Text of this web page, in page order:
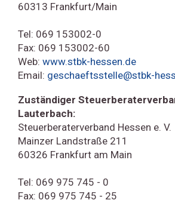
60313 Frankfurt/Main
Tel: 069 153002-0
Fax: 069 153002-60
Web: www.stbk-hessen.de
Email: geschaeftsstelle@stbk-
Zuständiger
Lauterbach:
Steuerberaterverband Hessen e. V.
Mainzer Landstraße 211
60326 Frankfurt am Main
Tel: 069 975 745 - 0
Fax: 069 975 745 - 25